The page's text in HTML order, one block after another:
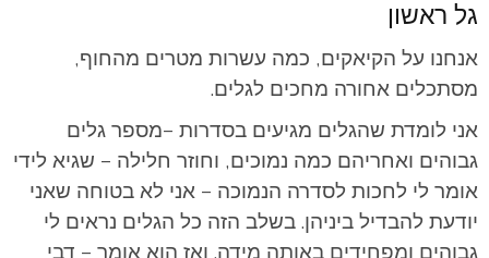
גל ראשון
אנחנו על הקיאקים, כמה עשרות מטרים מהחוף,
מסתכלים אחורה מחכים לגלים.
אני לומדת שהגלים מגיעים בסדרות –מספר גלים
גבוהים ואחריהם כמה נמוכים, וחוזר חלילה – שגיא לידי
אומר לי לחכות לסדרה הנמוכה – אני לא בטוחה שאני
יודעת להבדיל ביניהן. בשלב הזה כל הגלים נראים לי
גבוהים ומפחידים באותה מידה. ואז הוא אומר – דבי